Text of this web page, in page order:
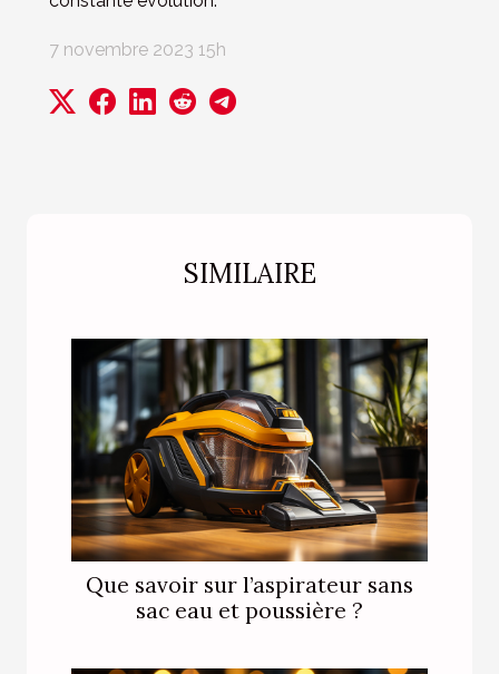
SIMILAIRE
Que savoir sur l’aspirateur sans
sac eau et poussière ?
7 novembre 2023 15h